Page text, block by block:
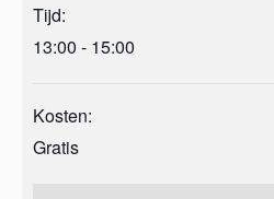
Tijd:
13:00 - 15:00
Kosten:
Gratis